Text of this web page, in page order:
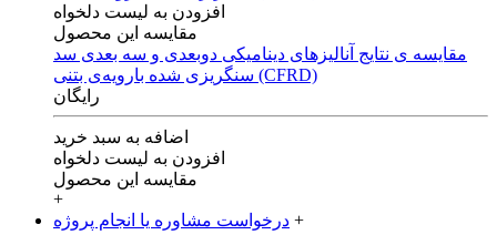
افزودن به لیست دلخواه
مقایسه این محصول
مقایسه ی‌ نتایج آنالیزهای‌ دینامیکی‌ دوبعدی‌ و‌ سه بعدی‌ سد
سنگریزی‌ شده با‌رویه‌ی‌ بتنی‌ (CFRD)
رایگان
اضافه به سبد خرید
افزودن به لیست دلخواه
مقایسه این محصول
+
درخواست مشاوره یا انجام پروژه +